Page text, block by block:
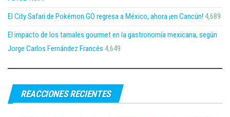
El City Safari de Pokémon GO regresa a México, ahora ¡en Cancún! 4,689
El impacto de los tamales gourmet en la gastronomía mexicana, según
Jorge Carlos Fernández Francés 4,649
REACCIONES RECIENTES